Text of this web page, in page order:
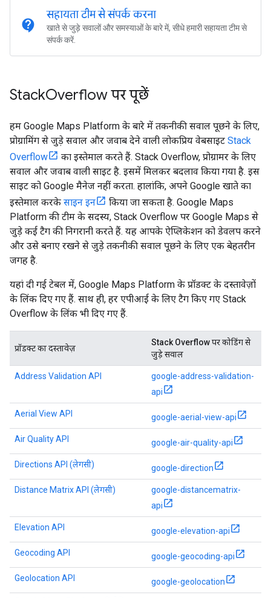
contact_support
सहायता टीम से संपर्क करना
खाते से जुड़े सवालों और समस्याओं के बारे में, सीधे हमारी सहायता टीम से
संपर्क करें.
StackOverflow पर पूछें
हम Google Maps Platform के बारे में तकनीकी सवाल पूछने के लिए,
प्रोग्रामिंग से जुड़े सवाल और जवाब देने वाली लोकप्रिय वेबसाइट Stack
Overflow
का इस्तेमाल करते हैं. Stack Overflow, प्रोग्रामर के लिए
सवाल और जवाब वाली साइट है. इसमें मिलकर बदलाव किया गया है. इस
साइट को Google मैनेज नहीं करता. हालांकि, अपने Google खाते का
इस्तेमाल करके साइन इन
किया जा सकता है. Google Maps
Platform की टीम के सदस्य, Stack Overflow पर Google Maps से
जुड़े कई टैग की निगरानी करते हैं. यह आपके ऐप्लिकेशन को डेवलप करने
और उसे बनाए रखने से जुड़े तकनीकी सवाल पूछने के लिए एक बेहतरीन
जगह है.
यहां दी गई टेबल में, Google Maps Platform के प्रॉडक्ट के दस्तावेज़ों
के लिंक दिए गए हैं. साथ ही, हर एपीआई के लिए टैग किए गए Stack
Overflow के लिंक भी दिए गए हैं.
प्रॉडक्ट का दस्तावेज़
Stack Overflow पर कोडिंग से
जुड़े सवाल
Address Validation API
google-address-validation-
api
Aerial View API google-aerial-view-api
Air Quality API google-air-quality-api
Directions API (लेगसी) google-direction
Distance Matrix API (लेगसी)
google-distancematrix-
api
Elevation API google-elevation-api
Geocoding API google-geocoding-api
Geolocation API google-geolocation